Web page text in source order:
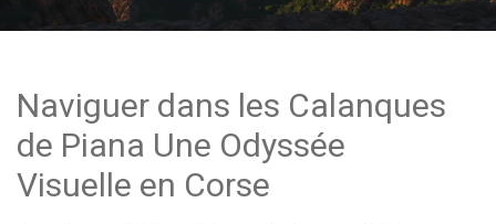
Naviguer dans les Calanques
de Piana Une Odyssée
Visuelle en Corse